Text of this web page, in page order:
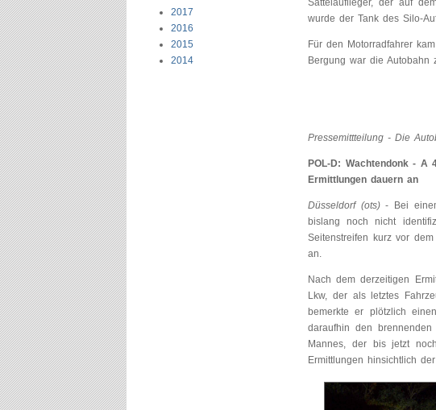
2017
2016
2015
2014
Sattelauflieger, der auf
wurde der Tank des Silo-
Für den Motorradfahrer
Bergung war die Autobahn
Pressemittteilung - Die
POL-D: Wachtendonk -
Ermittlungen dauern an
Düsseldorf (ots)- Bei
bislang noch nicht
Seitenstreifen kurz vor
an.
Nach dem derzeitigen
Lkw, der als letztes
bemerkte er plötzlich
daraufhin den
Mannes, der bis jetzt
Ermittlungen hinsichtlich